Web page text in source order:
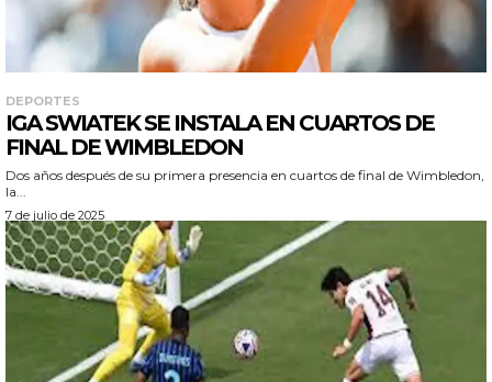
DEPORTES
IGA SWIATEK SE INSTALA EN CUARTOS DE
FINAL DE WIMBLEDON
Dos años después de su primera presencia en cuartos de final de Wimbledon,
la...
7 de julio de 2025